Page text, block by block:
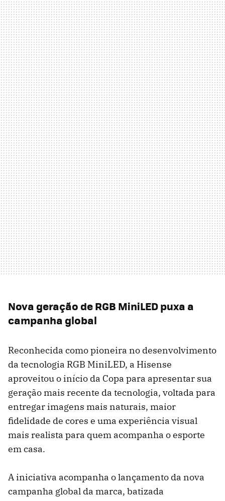
Nova geração de RGB MiniLED puxa a
campanha global
Reconhecida como pioneira no desenvolvimento
da tecnologia RGB MiniLED, a Hisense
aproveitou o início da Copa para apresentar sua
geração mais recente da tecnologia, voltada para
entregar imagens mais naturais, maior
fidelidade de cores e uma experiência visual
mais realista para quem acompanha o esporte
em casa.
A iniciativa acompanha o lançamento da nova
campanha global da marca, batizada